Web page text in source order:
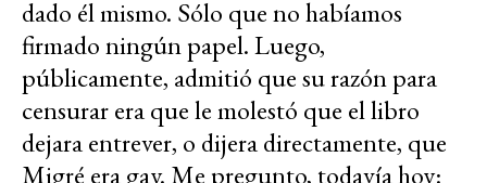
dado él mismo. Sólo que no habíamos
firmado ningún papel. Luego,
públicamente, admitió que su razón para
censurar era que le molestó que el libro
dejara entrever, o dijera directamente, que
Migré era gay. Me pregunto, todavía hoy: